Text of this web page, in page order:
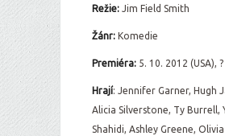
Režie: Jim Field Smith
Žánr: Komedie
Premiéra: 5. 10. 2012 (USA), ?
Hrají: Jennifer Garner, Hugh
Alicia Silverstone, Ty Burrell,
Shahidi, Ashley Greene,